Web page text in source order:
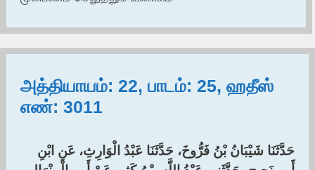
அத்தியாயம்: 22, பாடம்: 25, ஹதீஸ்
எண்: 3011
حَدَّثَنَا شَيْبَانُ بْنُ فَرُّوخَ، حَدَّثَنَا عَبْدُ الْوَارِثِ، عَنِ ابْنِ